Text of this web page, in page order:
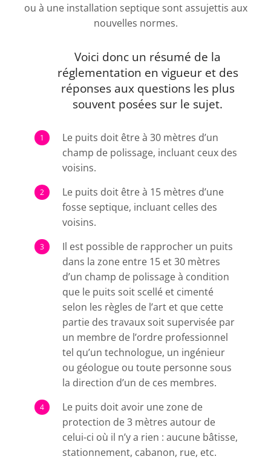
ou à une installation septique sont assujettis aux
nouvelles normes.
Voici donc un résumé de la
réglementation en vigueur et des
réponses aux questions les plus
souvent posées sur le sujet.
Le puits doit être à 30 mètres d’un
champ de polissage, incluant ceux des
voisins.
Le puits doit être à 15 mètres d’une
fosse septique, incluant celles des
voisins.
Il est possible de rapprocher un puits
dans la zone entre 15 et 30 mètres
d’un champ de polissage à condition
que le puits soit scellé et cimenté
selon les règles de l’art et que cette
partie des travaux soit supervisée par
un membre de l’ordre professionnel
tel qu’un technologue, un ingénieur
ou géologue ou toute personne sous
la direction d’un de ces membres.
Le puits doit avoir une zone de
protection de 3 mètres autour de
celui-ci où il n’y a rien : aucune bâtisse,
stationnement, cabanon, rue, etc.